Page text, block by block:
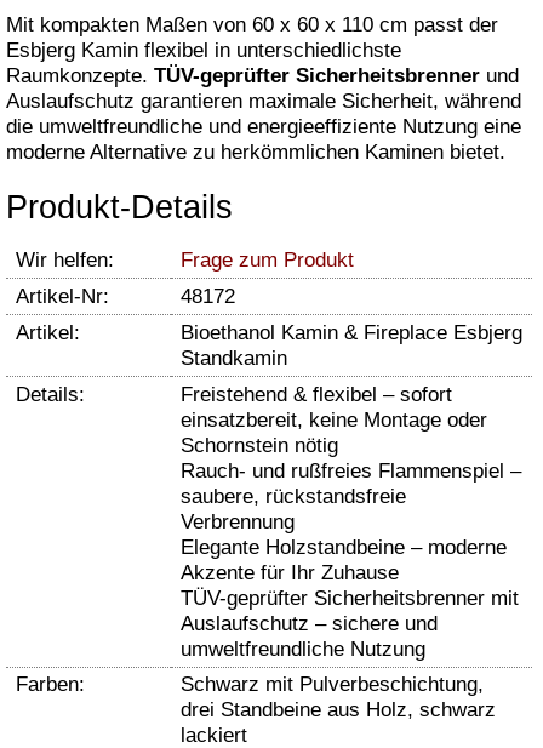
Mit kompakten Maßen von 60 x 60 x 110 cm passt der
Esbjerg Kamin flexibel in unterschiedlichste
Raumkonzepte. TÜV-geprüfter Sicherheitsbrenner und
Auslaufschutz garantieren maximale Sicherheit, während
die umweltfreundliche und energieeffiziente Nutzung eine
moderne Alternative zu herkömmlichen Kaminen bietet.
Produkt-Details
Wir helfen:
Frage zum Produkt
Artikel-Nr:
48172
Artikel:
Bioethanol Kamin & Fireplace Esbjerg
Standkamin
Details:
Freistehend & flexibel – sofort
einsatzbereit, keine Montage oder
Schornstein nötig
Rauch- und rußfreies Flammenspiel –
saubere, rückstandsfreie
Verbrennung
Elegante Holzstandbeine – moderne
Akzente für Ihr Zuhause
TÜV-geprüfter Sicherheitsbrenner mit
Auslaufschutz – sichere und
umweltfreundliche Nutzung
Farben:
Schwarz mit Pulverbeschichtung,
drei Standbeine aus Holz, schwarz
lackiert